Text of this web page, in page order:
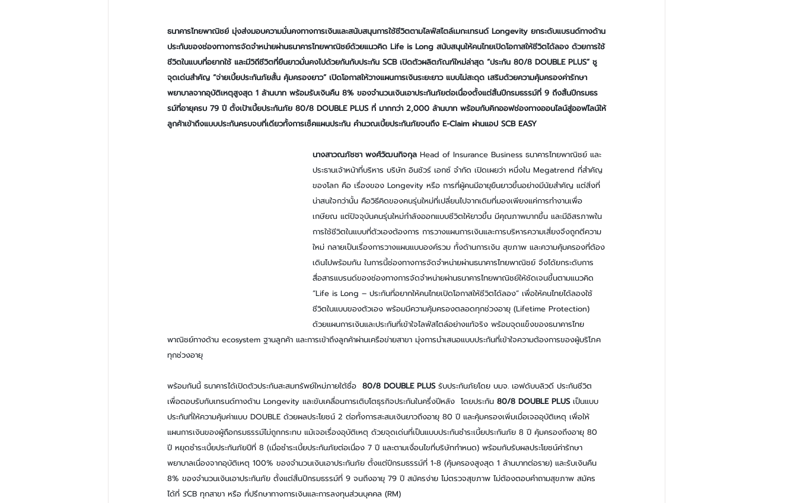
ธนาคารไทยพาณิชย์ มุ่งส่งมอบความมั่นคงทางการเงินและสนับสนุนการใช้ชีวิตตามไลฟ์สไตล์เมกะเทรนด์ Longevity ยกระดับแบรนด์ทางด้าน
ประกันของช่องทางการจัดจำหน่ายผ่านธนาคารไทยพาณิชย์ด้วยแนวคิด Life is Long สนับสนุนให้คนไทยเปิดโอกาสให้ชีวิตได้ลอง ด้วยการใช้
ชีวิตในแบบที่อยากใช้ และมีวิถีชีวิตที่ยืนยาวมั่นคงไปด้วยกันกับประกัน SCB เปิดตัวผลิตภัณฑ์ใหม่ล่าสุด “ประกัน 80/8 DOUBLE PLUS” ชู
จุดเด่นสำคัญ “จ่ายเบี้ยประกันภัยสั้น คุ้มครองยาว” เปิดโอกาสให้วางแผนการเงินระยะยาว แบบไม่สะดุด เสริมด้วยความคุ้มครองค่ารักษา
พยาบาลจากอุบัติเหตุสูงสุด 1 ล้านบาท พร้อมรับเงินคืน 8% ของจำนวนเงินเอาประกันภัยต่อเนื่องตั้งแต่สิ้นปีกรมธรรม์ที่ 9 ถึงสิ้นปีกรมธร
รม์ที่อายุครบ 79 ปี ตั้งเป้าเบี้ยประกันภัย 80/8 DOUBLE PLUS ที่ มากกว่า 2,000 ล้านบาท พร้อมกับคิกออฟช่องทางออนไลน์สู่ออฟไลน์ให้
ลูกค้าเข้าถึงแบบประกันครบจบที่เดียวทั้งการเช็คแผนประกัน คำนวณเบี้ยประกันภัยจนถึง E-Claim ผ่านแอป SCB EASY
นางสาวณภัชชา พงศ์วัฒนกิจกุล Head of Insurance Business ธนาคารไทยพาณิชย์ และ
ประธานเจ้าหน้าที่บริหาร บริษัท อินชัวร์ เอกซ์ จำกัด เปิดเผยว่า หนึ่งใน Megatrend ที่สำคัญ
ของโลก คือ เรื่องของ Longevity หรือ การที่ผู้คนมีอายุยืนยาวขึ้นอย่างมีนัยสำคัญ แต่สิ่งที่
น่าสนใจกว่านั้น คือวิธีคิดของคนรุ่นใหม่ที่เปลี่ยนไปจากเดิมที่มองเพียงแค่การทำงานเพื่อ
เกษียณ แต่ปัจจุบันคนรุ่นใหม่กำลังออกแบบชีวิตให้ยาวขึ้น มีคุณภาพมากขึ้น และมีอิสรภาพใน
การใช้ชีวิตในแบบที่ตัวเองต้องการ การวางแผนการเงินและการบริหารความเสี่ยงจึงถูกตีความ
ใหม่ กลายเป็นเรื่องการวางแผนแบบองค์รวม ทั้งด้านการเงิน สุขภาพ และความคุ้มครองที่ต้อง
เดินไปพร้อมกัน ในการนี้ช่องทางการจัดจำหน่ายผ่านธนาคารไทยพาณิชย์ จึงได้ยกระดับการ
สื่อสารแบรนด์ของช่องทางการจัดจำหน่ายผ่านธนาคารไทยพาณิชย์ให้ชัดเจนขึ้นตามแนวคิด
“Life is Long – ประกันที่อยากให้คนไทยเปิดโอกาสให้ชีวิตได้ลอง” เพื่อให้คนไทยได้ลองใช้
ชีวิตในแบบของตัวเอง พร้อมมีความคุ้มครองตลอดทุกช่วงอายุ (Lifetime Protection)
ด้วยแผนการเงินและประกันที่เข้าใจไลฟ์สไตล์อย่างแท้จริง พร้อมจุดแข็งของธนาคารไทย
พาณิชย์ทางด้าน ecosystem ฐานลูกค้า และการเข้าถึงลูกค้าผ่านเครือข่ายสาขา มุ่งการนำเสนอแบบประกันที่เข้าใจความต้องการของผู้บริโภค
ทุกช่วงอายุ
พร้อมกันนี้ ธนาคารได้เปิดตัวประกันสะสมทรัพย์ใหม่ภายใต้ชื่อ 80/8 DOUBLE PLUS รับประกันภัยโดย บมจ. เอฟดับบลิวดี ประกันชีวิต
เพื่อตอบรับกับเทรนด์ทางด้าน Longevity และขับเคลื่อนการเติบโตธุรกิจประกันในครึ่งปีหลัง  โดยประกัน 80/8 DOUBLE PLUS เป็นแบบ
ประกันที่ให้ความคุ้มค่าแบบ DOUBLE ด้วยผลประโยชน์ 2 ต่อทั้งการสะสมเงินยาวถึงอายุ 80 ปี และคุ้มครองเพิ่มเมื่อเจออุบัติเหตุ เพื่อให้
แผนการเงินของผู้ถือกรมธรรม์ไม่ถูกกระทบ แม้เจอเรื่องอุบัติเหตุ ด้วยจุดเด่นที่เป็นแบบประกันชำระเบี้ยประกันภัย 8 ปี คุ้มครองถึงอายุ 80
ปี หยุดชำระเบี้ยประกันภัยปีที่ 8 (เมื่อชำระเบี้ยประกันภัยต่อเนื่อง 7 ปี และตามเงื่อนไขที่บริษัทกำหนด) พร้อมกับรับผลประโยชน์ค่ารักษา
พยาบาลเนื่องจากอุบัติเหตุ 100% ของจำนวนเงินเอาประกันภัย ตั้งแต่ปีกรมธรรม์ที่ 1-8 (คุ้มครองสูงสุด 1 ล้านบาทต่อราย) และรับเงินคืน
8% ของจำนวนเงินเอาประกันภัย ตั้งแต่สิ้นปีกรมธรรม์ที่ 9 จนถึงอายุ 79 ปี สมัครง่าย ไม่ตรวจสุขภาพ ไม่ต้องตอบคำถามสุขภาพ สมัคร
ได้ที่ SCB ทุกสาขา หรือ ที่ปรึกษาทางการเงินและการลงทุนส่วนบุคคล (RM)